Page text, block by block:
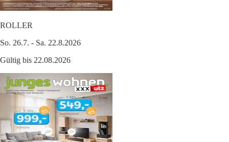
ROLLER
So. 26.7. - Sa. 22.8.2026
Gültig bis 22.08.2026